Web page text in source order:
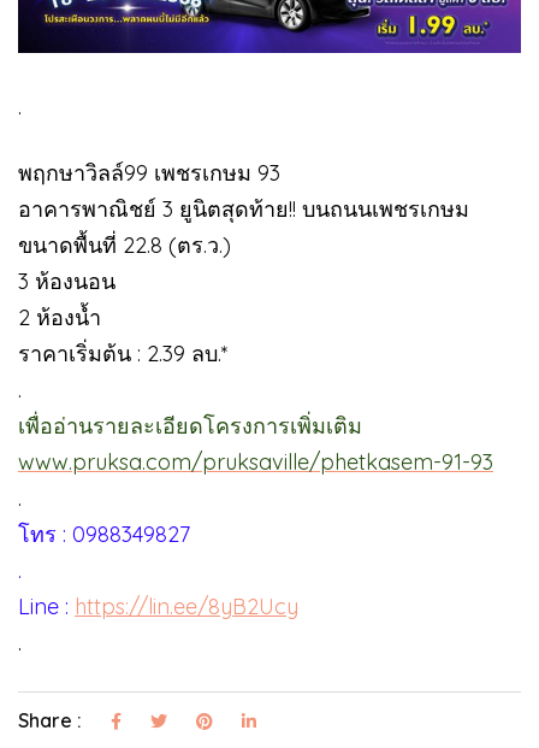
.
พฤกษาวิลล์99 เพชรเกษม 93
อาคารพาณิชย์ 3 ยูนิตสุดท้าย!! บนถนนเพชรเกษม
ขนาดพื้นที่ 22.8 (ตร.ว.)
3 ห้องนอน
2 ห้องน้ำ
ราคาเริ่มต้น : 2.39 ลบ.*
.
เพื่ออ่านรายละเอียดโครงการเพิ่มเติม
www.pruksa.com/pruksaville/phetkasem-91-93
.
โทร : 0988349827
.
Line : https://lin.ee/8yB2Ucy
.
Share :